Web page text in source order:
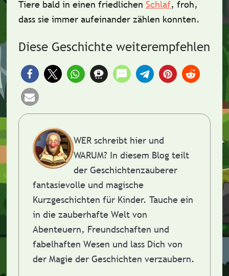
Tiere bald in einen friedlichen Schlaf, froh,
dass sie immer aufeinander zählen konnten.
Diese Geschichte weiterempfehlen
WER schreibt hier und
WARUM? In diesem Blog teilt
der Geschichtenzauberer
fantasievolle und magische
Kurzgeschichten für Kinder. Tauche ein
in die zauberhafte Welt von
Abenteuern, Freundschaften und
fabelhaften Wesen und lass Dich von
der Magie der Geschichten verzaubern.